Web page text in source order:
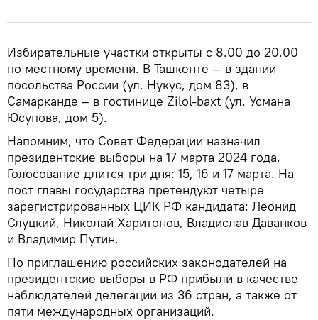
Избирательные участки открыты с 8.00 до 20.00
по местному времени. В Ташкенте — в здании
посольства России (ул. Нукус, дом 83), в
Самарканде – в гостинице Zilol-baxt (ул. Усмана
Юсупова, дом 5).
Напомним, что Совет Федерации назначил
президентские выборы на 17 марта 2024 года.
Голосование длится три дня: 15, 16 и 17 марта. На
пост главы государства претендуют четыре
зарегистрированных ЦИК РФ кандидата: Леонид
Слуцкий, Николай Харитонов, Владислав Даванков
и Владимир Путин.
По приглашению российских законодателей на
президентские выборы в РФ прибыли в качестве
наблюдателей делегации из 36 стран, а также от
пяти международных организаций.